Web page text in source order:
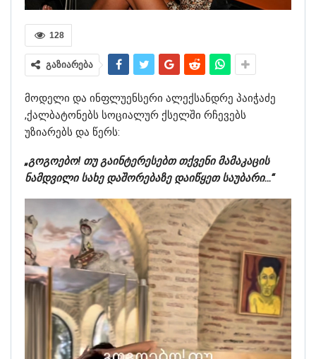
128
გაზიარება
მოდელი და ინფლუენსერი ალექსანდრე პაიჭაძე
,ქალბატონებს სოციალურ ქსელში რჩევებს
უზიარებს და წერს:
„გოგოებო! თუ გაინტერესებთ თქვენი მამაკაცის
ნამდვილი სახე დაშორებაზე დაიწყეთ საუბარი…“